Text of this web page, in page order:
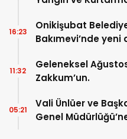
Onikişubat
Bakımevi’nde yeni
16:23
Geleneksel
Zakkum’un.
11:32
Vali Ünlüer ve
Genel
05:21